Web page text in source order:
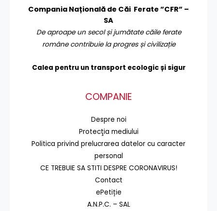
Compania Națională de Căi Ferate ”CFR” –
SA
De aproape un secol și jumătate căile ferate
române contribuie la progres și civilizație
Calea pentru un transport ecologic și sigur
COMPANIE
Despre noi
Protecţia mediului
Politica privind prelucrarea datelor cu caracter
personal
CE TREBUIE SA STITI DESPRE CORONAVIRUS!
Contact
ePetiție
A.N.P.C. – SAL